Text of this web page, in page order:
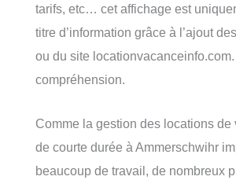
tarifs, etc… cet affichage est
titre d’information grâce à l’ajout
ou du site
compréhension.
Comme la gestion des locations de
de courte durée à Ammerschwihr
beaucoup de travail, de nombreux